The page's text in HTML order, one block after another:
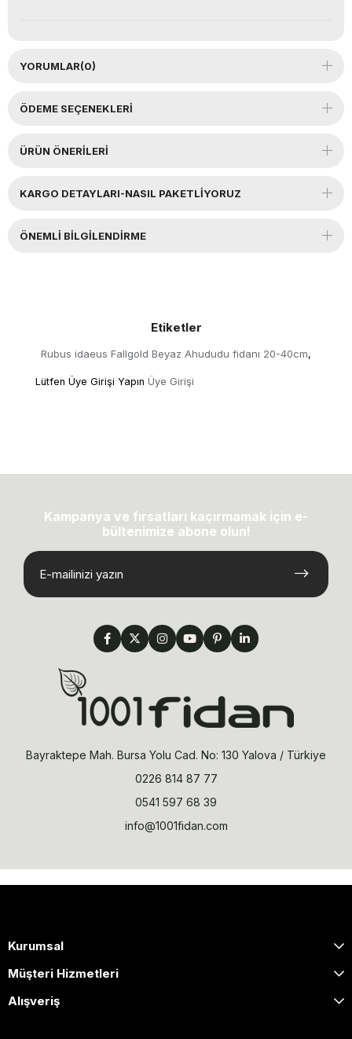
YORUMLAR(0)
ÖDEME SEÇENEKLERI
ÜRÜN ÖNERILERI
KARGO DETAYLARI-NASIL PAKETLİYORUZ
ÖNEMLI BILGILENDIRME
Etiketler
Rubus idaeus Fallgold Beyaz Ahududu fidanı 20-40cm,
Lütfen Üye Girişi Yapın Üye Girişi
Kampanya ve fırsatları kaçırmamak için e-
bültenimize abone olun!
Bayraktepe Mah. Bursa Yolu Cad. No: 130 Yalova / Türkiye
0226 814 87 77
0541 597 68 39
info@1001fidan.com
Kurumsal
Müşteri Hizmetleri
Alışveriş